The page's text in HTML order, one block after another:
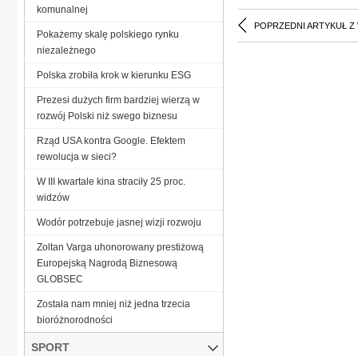
POPRZEDNI ARTYKUŁ Z
komunalnej
Pokażemy skalę polskiego rynku
niezależnego
Polska zrobiła krok w kierunku ESG
Prezesi dużych firm bardziej wierzą w
rozwój Polski niż swego biznesu
Rząd USA kontra Google. Efektem
rewolucja w sieci?
W III kwartale kina straciły 25 proc.
widzów
Wodór potrzebuje jasnej wizji rozwoju
Zoltan Varga uhonorowany prestiżową
Europejską Nagrodą Biznesową
GLOBSEC
Została nam mniej niż jedna trzecia
bioróżnorodności
SPORT